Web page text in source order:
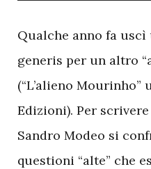
Qualche anno fa uscì
generis per un altro
(“L’alieno
Edizioni). Per
Sandro Modeo si
questioni “alte” che